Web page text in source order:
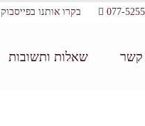
077- בקרו אותנו בפייסבוק
קשר שאלות ותשובות